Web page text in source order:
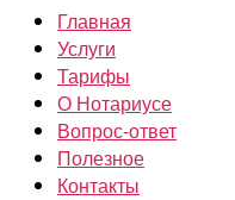
Главная
Услуги
Тарифы
О Нотариусе
Вопрос-ответ
Полезное
Контакты